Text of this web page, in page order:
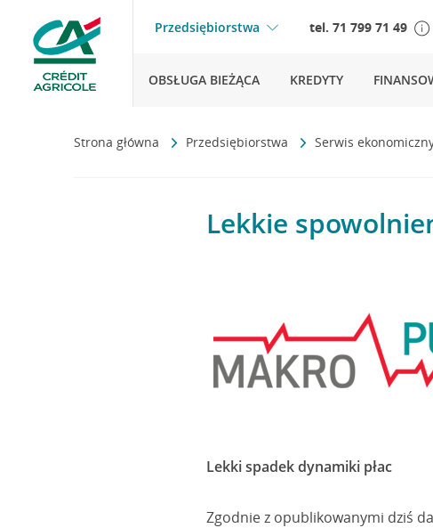
Przedsiębiorstwa tel. 71 799 71 49
OBSŁUGA BIEŻĄCA KREDYTY
Strona główna Przedsiębiorstwa Serwis
Lekkie
Lekki spadek dynamiki płac
Zgodnie z opublikowanymi dziś